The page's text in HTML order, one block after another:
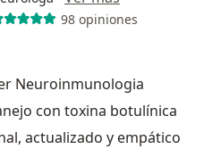
98 opiniones
Neuroinmunologia
con toxina botulínica
actualizado y empático